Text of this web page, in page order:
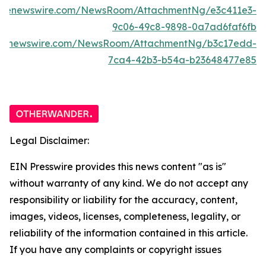
NewsRoom/AttachmentNg/e3c411e3-
9c06-49c8-9898-0a7ad6faf6fb
NewsRoom/AttachmentNg/b3c17edd-
7ca4-42b3-b54a-b23648477e85
Legal Disclaimer:
EIN Presswire provides this news content "as is"
without warranty of any kind. We do not accept any
responsibility or liability for the accuracy, content,
images, videos, licenses, completeness, legality, or
reliability of the information contained in this article.
If you have any complaints or copyright issues